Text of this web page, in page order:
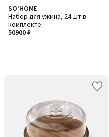
SO'HOME
Набор для ужина, 24 шт в
комплекте
50900 ₽